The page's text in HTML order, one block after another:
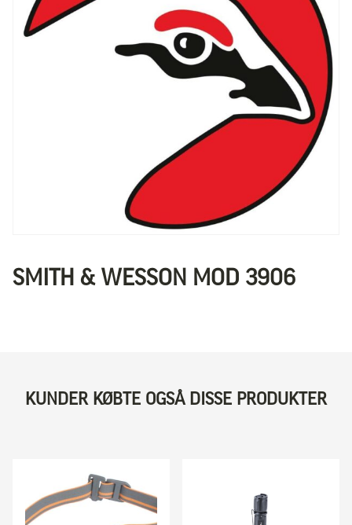
SMITH & WESSON MOD 3906
KUNDER KØBTE OGSÅ DISSE PRODUKTER